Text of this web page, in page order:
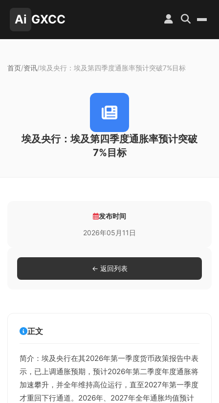
Ai GXCC
首页/资讯/埃及央行：埃及第四季度通胀率预计突破7%目标
埃及央行：埃及第四季度通胀率预计突破
7%目标
正文
简介：埃及央行在其2026年第一季度货币政策报告中表
示，已上调通胀预期，预计2026年第二季度年度通胀将
加速攀升，并全年维持高位运行，直至2027年第一季度
才重回下行通道。2026年、2027年全年通胀均值预计
发布时间
2026年05月11日
← 返回列表